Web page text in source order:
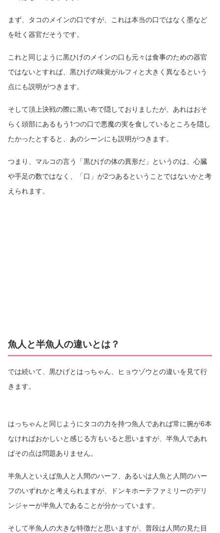
まず、タコのメインの口ですが、これは本当の口ではなく墨など
を吐く器官だそうです。
これと同じように黒ひげのメインの口も元々は食事のための器官
ではないとすれば、黒ひげの味覚がルフィと大きく異なるという
点にも説明がつきます。
そして頂上決戦の際に黒い布で隠しておりましたが、あれはおそ
らく頭部にあるもう1つの口で悪魔の実を食しているところを隠し
たかったとすると、あのシーンにも説明がつきます。
つまり、マルコの言う「黒ひげの体の異形だ」というのは、心臓
や手足の数ではなく、「口」が2つあるということではないかと考
えられます。
魚人と半魚人の違いとは？
では続いて、黒ひげとはっちゃん、ヒョウゾウとの違いを見て行
きます。
はっちゃんと同じようにタコの力を持つ魚人であれば常に腕が6本
なければおかしいと感じる方もいると思いますが、半魚人であれ
ばその点は問題ありません。
半魚人といえば魚人と人間のハーフ、あるいは人魚と人間のハー
フのいずれかと考えられますが、ドンキホーテファミリーのデリ
ンジャーが半魚人であることが分かっています。
そして半魚人の大きな特徴だと思いますが、普段は人間の見た目